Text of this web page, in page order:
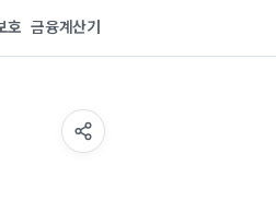
호 금융계산기